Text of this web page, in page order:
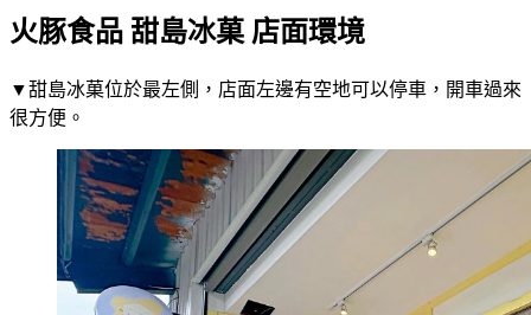
火豚食品 甜島冰菓 店面環境
▼甜島冰菓位於最左側，店面左邊有空地可以停車，開車過來
很方便。